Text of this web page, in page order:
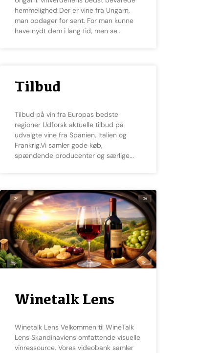
hemmelighed Der er vine fra Ungarn,
man opdager for sent. For man kunne
have nydt dem i lang tid, men se
Tilbud
Tilbud på vin fra Europas bedste
regioner Udforsk aktuelle tilbud på
udvalgte vine fra Spanien, Italien og
Frankrig.Vi samler gode køb,
spændende producenter og særlige
Winetalk Lens
Winetalk Lens Velkommen til WineTalk
Lens Skandinaviens omfattende visuelle
vinressource. Vores videobank samler